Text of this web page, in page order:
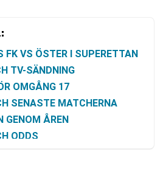
FK VS ÖSTER I SUPERETTAN
TV-SÄNDNING
OMGÅNG 17
SENASTE MATCHERNA
GENOM ÅREN
ODDS